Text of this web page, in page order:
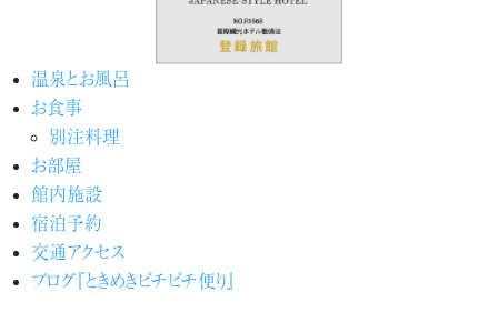
温泉とお風呂
お食事
別注料理
お部屋
館内施設
宿泊予約
交通アクセス
ブログ『ときめきピチピチ便り』